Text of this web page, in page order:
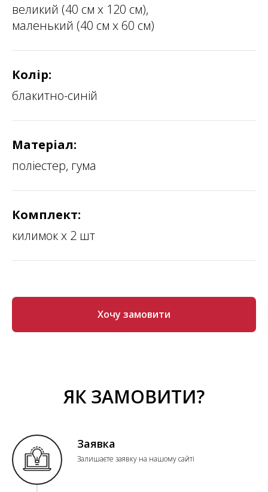
великий (40 см х 120 см),
маленький (40 см х 60 см)
Колір:
блакитно-синій
Матеріал:
поліестер, гума
Комплект:
килимок х 2 шт
Хочу замовити
ЯК ЗАМОВИТИ?
Заявка
Залишаєте заявку на нашому сайті